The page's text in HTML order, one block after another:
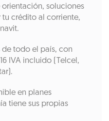
soluciones
crédito al corriente,
de todo el país, con
IVA incluido (Telcel,
en planes
tiene sus propias